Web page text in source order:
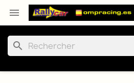

search